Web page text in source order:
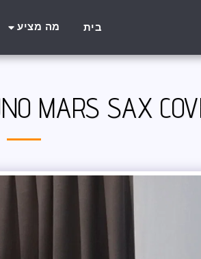
בית מה מציע
MARS SAX